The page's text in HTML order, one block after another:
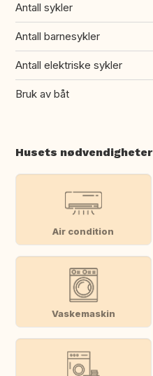
Antall sykler
Antall barnesykler
Antall elektriske sykler
Bruk av båt
Husets nødvendigheter
Air condition
Vaskemaskin